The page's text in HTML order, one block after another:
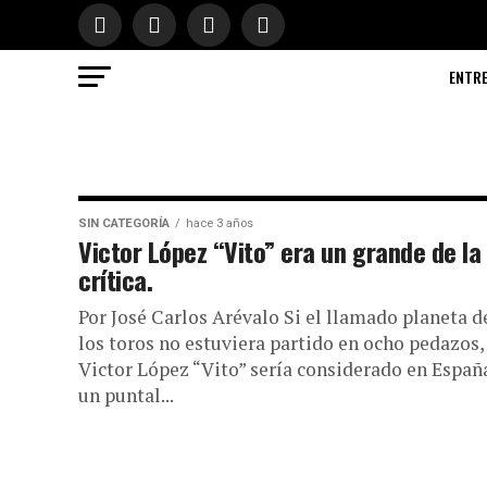
SIN CATEGORÍA hace 3 años
Victor López “Vito” era un grande de la
crítica.
Por José Carlos Arévalo Si el llamado planeta
los toros no estuviera partido en ocho pedazos,
Victor López “Vito” sería considerado en
un puntal...